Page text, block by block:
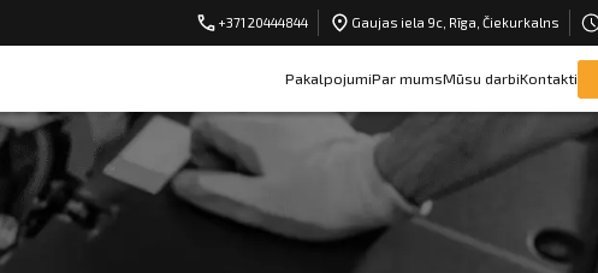
+371 20444844 Gaujas iela 9c, Rīga, Čiekurkalns
PakalpojumiPar mumsMūsu darbiKontakti